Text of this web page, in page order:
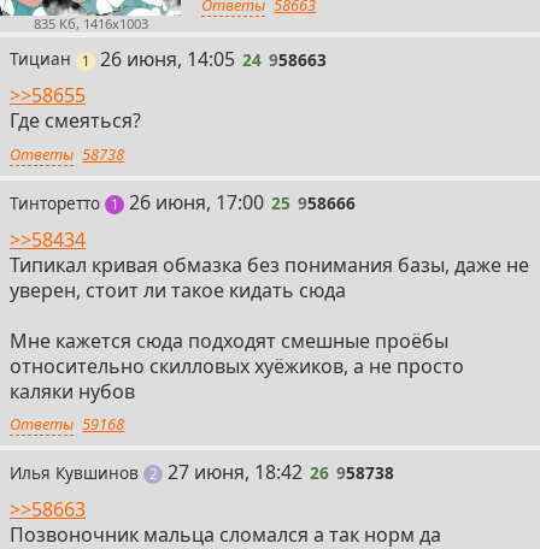
835 Кб, 1416x1003
Ответы 58663
Тициан 1пост
24
26 июня, 14:05 24 958663
>>58655
Где смеяться?
Ответы 58738
Тинторетто 1пост
25
26 июня, 17:00 25 958666
>>58434
Типикал кривая обмазка без понимания базы, даже не
уверен, стоит ли такое кидать сюда
Мне кажется сюда подходят смешные проёбы
относительно скилловых хуёжиков, а не просто
каляки нубов
Ответы 59168
Илья Кувшинов 2поста
26
27 июня, 18:42 26 958738
>>58663
Позвоночник мальца сломался а так норм да